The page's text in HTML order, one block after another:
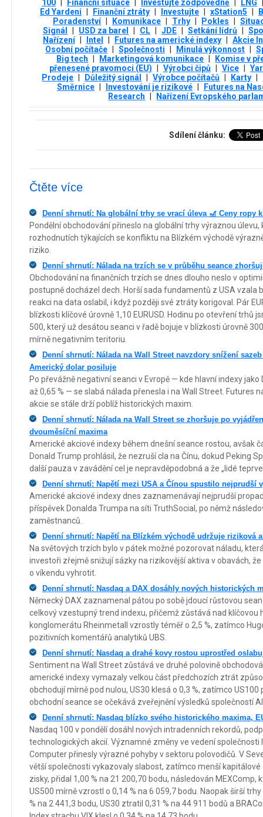
100 Finanční situace Investujte zodpovědně LNG
Ed Yardeni | Finanční ztráty | Investujte | xStation5 |
Poradenství | Komunikace | Trhy | Pokles |
Signál | USD za barel | CL | JDE | Setkání lídrů |
Nařízení | Intel | Futures na americké indexy | Akcie
Osobní počítače | Společnosti | Minulá výkonnost |
Big tech | Marketingová komunikace |
Komise v
přenesené pravomoci (EU) | Výrobci čipů | Vice |
Prodeje | Důležitý signál | Výrobce počítačů | Karty |
Směrnice | Investování je rizikové |
Futures na
Research | Nařízení Evropského
Sdílení článku:
Čtěte více
Denní shrnutí: Na globální trhy se vrací úleva 🎢 Ceny ropy
Pondělní obchodování přineslo na globální trhy výraznou
rozhodnutích týkajících se konfliktu na Blízkém východě
riziko.
Denní shrnutí: Nálada na trzích se v průběhu seance
Obchodování na finančních trzích se dnes dlouho neslo v
postupně docházel dech. Horší sada fundamentů z USA vzala
reakci na data oslabil, i když později své ztráty korigoval. Pár
blízkosti klíčové úrovně 1,10 EURUSD. Hodinu po otevření trhů
500, který už desátou seanci v řadě bojuje v blízkosti úrovně
mírně negativním teritoriu.
Denní shrnutí: Nálada na Wall Street navzdory snížení
Americký dolar posiluje
Po převážně negativní seanci v Evropě — kde hlavní indexy jako
až 0,65 % — se slabá nálada přenesla i na Wall Street. Futures
akcie se stále drží poblíž historických maxim.
Denní shrnutí: Nálada na Wall Street se zhoršuje po
dvouměsíční maxima
Americké akciové indexy během dnešní seance rostou, avšak
Donald Trump prohlásil, že nezruší cla na Čínu, dokud Peking
další pauza v zavádění cel je nepravděpodobná a že „lidé
Denní shrnutí: Napětí mezi USA a Čínou spustilo nejprudší
Americké akciové indexy dnes zaznamenávají nejprudší
příspěvek Donalda Trumpa na síti TruthSocial, po němž
zaměstnanců.
Denní shrnutí: Napětí na Blízkém východě udržuje riziková
Na světových trzích bylo v pátek možné pozorovat náladu,
investoři zřejmě snižují sázky na rizikovější aktiva v obavách,
o víkendu vyhrotit.
Denní shrnutí: Nasdaq a DAX dosáhly nových historických
Německý DAX zaznamenal pátou po sobě jdoucí růstovou
celkový vzestupný trend indexu, přičemž zůstává nad klíčovou
konglomerátu Rheinmetall vzrostly téměř o 2,5 %, zatímco
pozitivních komentářů analytiků UBS.
Denní shrnutí: Nasdaq a drahé kovy rostou uprostřed
Sentiment na Wall Street zůstává ve druhé polovině
americké indexy vymazaly velkou část předchozích ztrát
obchodují mírně pod nulou, US30 klesá o 0,3 %, zatímco
obchodní seance se očekává zveřejnění výsledků společností
Denní shrnutí: Nasdaq blízko svého historického maxima,
Nasdaq 100 v pondělí dosáhl nových intradenních rekordů,
technologických akcií. Významné změny ve vedení
Computer přinesly výrazné pohyby v sektoru polovodičů. V
větší společnosti vykazovaly slabost, zatímco menší kapitálové
zisky, přidal 1,00 % na 21 200,70 bodu, následován MEXComp,
US500 mírně vzrostl o 0,14 % na 6 059,7 bodu. Naopak širší
% na 2 441,3 bodu, US30 ztratil 0,31 % na 44 911 bodů a